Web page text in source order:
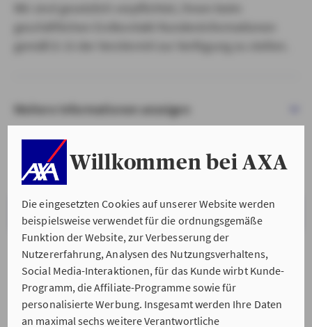
Willkommen bei AXA
Die eingesetzten Cookies auf unserer Website werden
beispielsweise verwendet für die ordnungsgemäße
Funktion der Website, zur Verbesserung der
Nutzererfahrung, Analysen des Nutzungsverhaltens,
Social Media-Interaktionen, für das Kunde wirbt Kunde-
Programm, die Affiliate-Programme sowie für
personalisierte Werbung. Insgesamt werden Ihre Daten
an maximal sechs weitere Verantwortliche
Weitere Informationen anzeigen
VERSTANDEN & WEITER